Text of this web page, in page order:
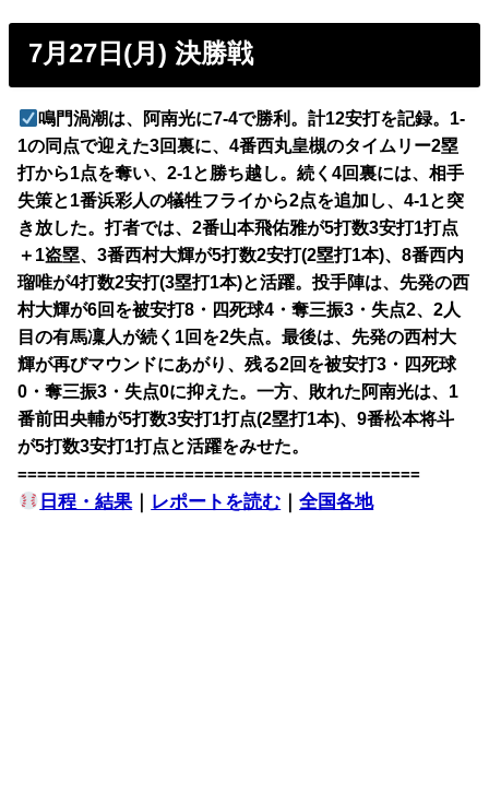
7月27日(月) 決勝戦
鳴門渦潮は、阿南光に7-4で勝利。計12安打を記録。1-
1の同点で迎えた3回裏に、4番西丸皇槻のタイムリー2塁
打から1点を奪い、2-1と勝ち越し。続く4回裏には、相手
失策と1番浜彩人の犠牲フライから2点を追加し、4-1と突
き放した。打者では、2番山本飛佑雅が5打数3安打1打点
＋1盗塁、3番西村大輝が5打数2安打(2塁打1本)、8番西内
瑠唯が4打数2安打(3塁打1本)と活躍。投手陣は、先発の西
村大輝が6回を被安打8・四死球4・奪三振3・失点2、2人
目の有馬凜人が続く1回を2失点。最後は、先発の西村大
輝が再びマウンドにあがり、残る2回を被安打3・四死球
0・奪三振3・失点0に抑えた。一方、敗れた阿南光は、1
番前田央輔が5打数3安打1打点(2塁打1本)、9番松本将斗
が5打数3安打1打点と活躍をみせた。
=========================================
日程・結果｜ レポートを読む ｜全国各地